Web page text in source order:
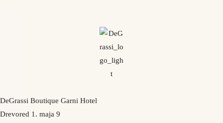
DeGrassi Boutique Garni Hotel
Drevored 1. maja 9